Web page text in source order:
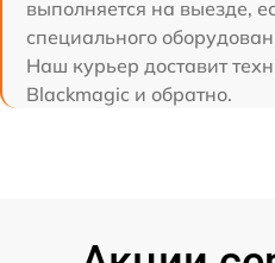
выполняется на выезде,
специального
Наш курьер доставит
Blackmagic и обратно.